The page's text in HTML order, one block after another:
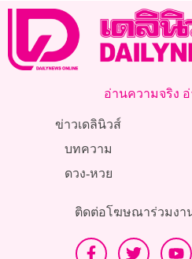
อ่านความจริง
ข่าวเดลินิวส์
บทความ
ดวง-หวย
ติดต่อโฆษณาร่วมงา